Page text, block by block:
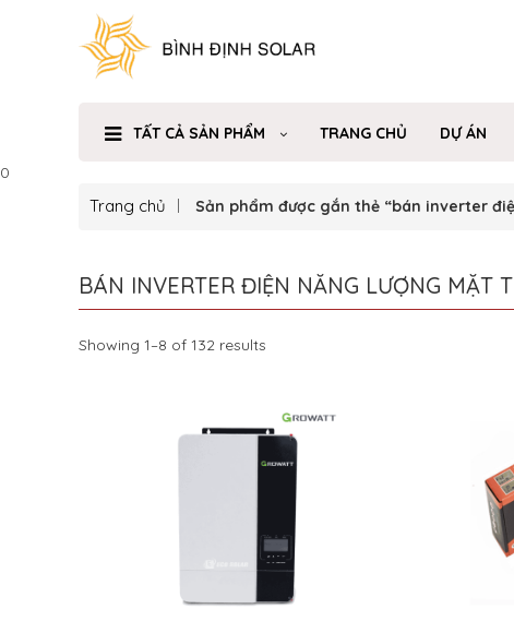
TẤT CẢ SẢN PHẨM TRANG CHỦ DỰ ÁN
0
Trang chủ Sản phẩm được gắn thẻ “bán inverter
BÁN INVERTER ĐIỆN NĂNG LƯỢNG MẶT
Showing 1–8 of 132 results